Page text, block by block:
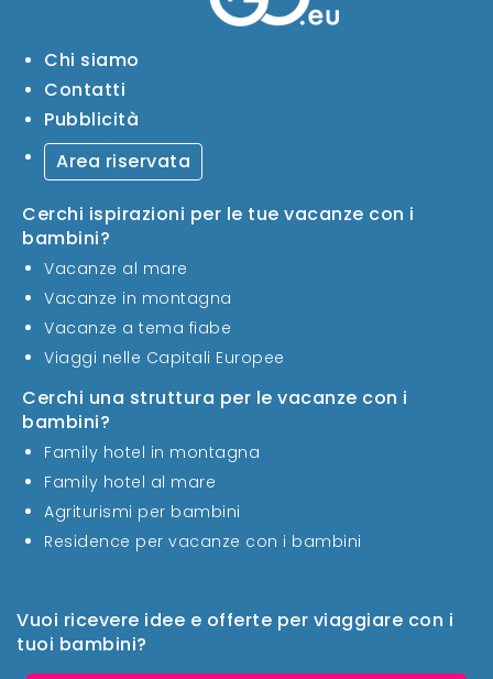
Vuoi ricevere idee e offerte per viaggiare con i
tuoi bambini?
Chi siamo
Contatti
Pubblicità
Area riservata
Cerchi ispirazioni per le tue vacanze con i
bambini?
Vacanze al mare
Vacanze in montagna
Vacanze a tema fiabe
Viaggi nelle Capitali Europee
Cerchi una struttura per le vacanze con i
bambini?
Family hotel in montagna
Family hotel al mare
Agriturismi per bambini
Residence per vacanze con i bambini